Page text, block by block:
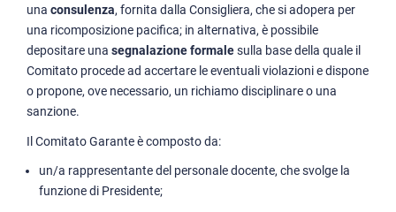
una consulenza, fornita dalla Consigliera, che si adopera per
una ricomposizione pacifica; in alternativa, è possibile
depositare una segnalazione formalesulla base della quale il
Comitato procede ad accertare le eventuali violazioni e dispone
o propone, ove necessario, un richiamo disciplinare o una
sanzione.
Il Comitato Garante è composto da:
un/a rappresentante del personale docente, che svolge la
funzione di Presidente;